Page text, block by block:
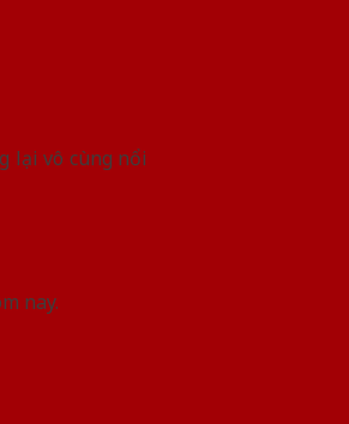
lại vô cùng nổi
nay.